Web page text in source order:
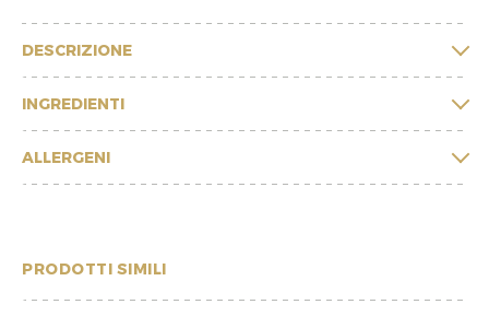
DESCRIZIONE
INGREDIENTI
ALLERGENI
PRODOTTI SIMILI